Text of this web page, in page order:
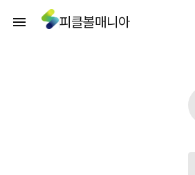
피클볼매니아